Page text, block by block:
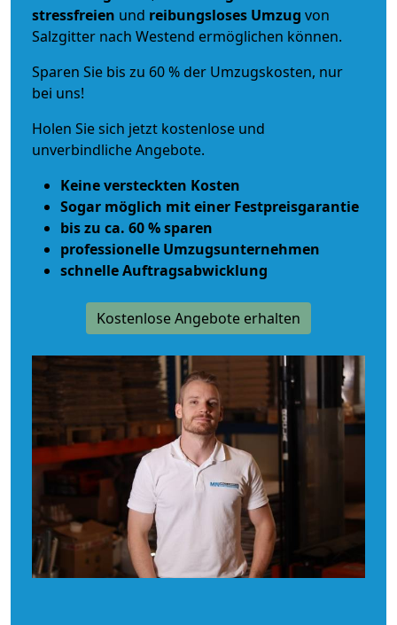
stressfreien und reibungsloses Umzug von
Salzgitter nach Westend ermöglichen können.
Sparen Sie bis zu 60 % der Umzugskosten, nur
bei uns!
Holen Sie sich jetzt kostenlose und
unverbindliche Angebote.
Keine versteckten Kosten
Sogar möglich mit einer Festpreisgarantie
bis zu ca. 60 % sparen
professionelle Umzugsunternehmen
schnelle Auftragsabwicklung
Kostenlose Angebote erhalten